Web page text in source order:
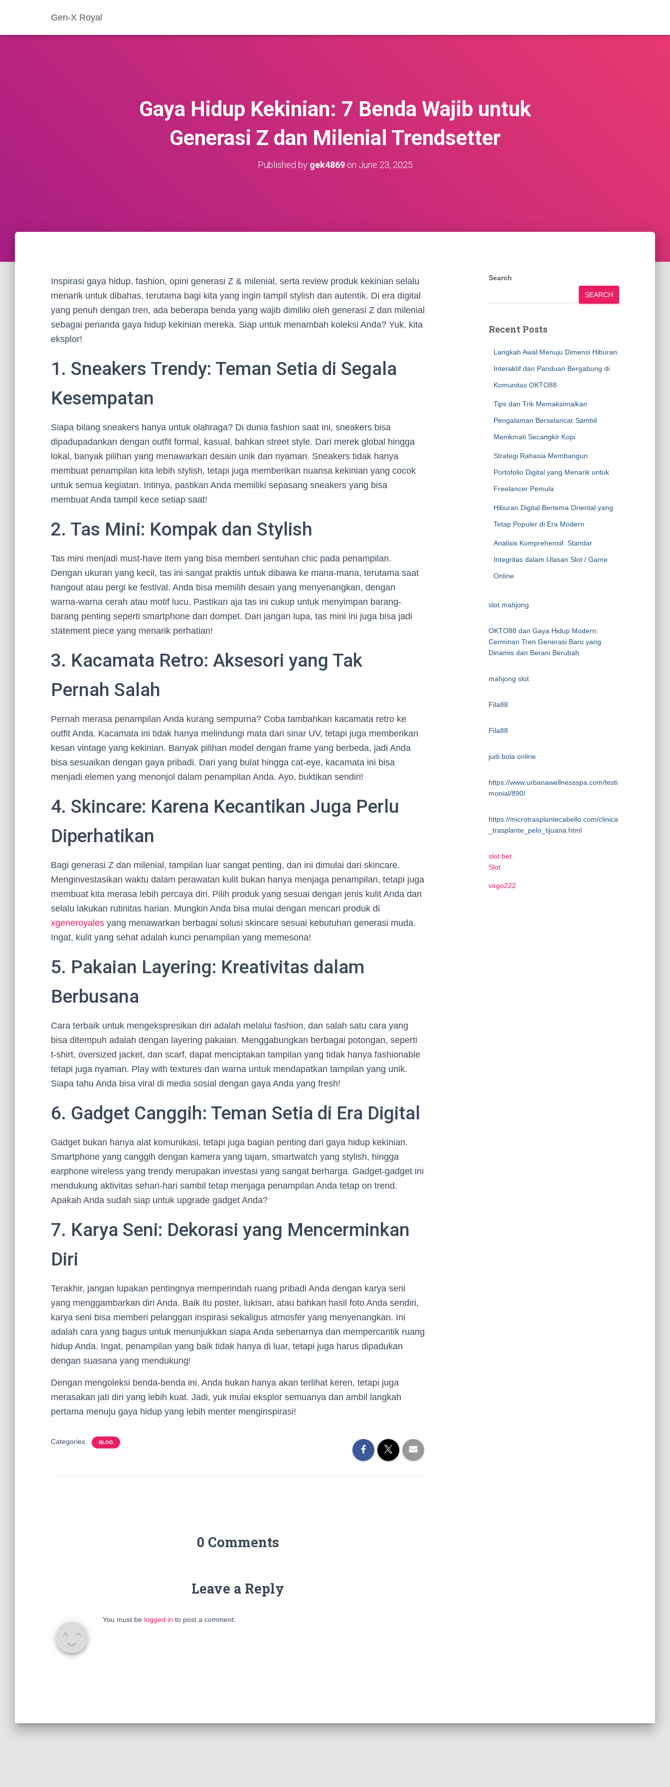
Gen-X Royal
Gaya Hidup Kekinian: 7 Benda Wajib untuk
Generasi Z dan Milenial Trendsetter
Published by gek4869on June 23, 2025
Inspirasi gaya hidup, fashion, opini generasi Z & milenial, serta review produk kekinian selalu
menarik untuk dibahas, terutama bagi kita yang ingin tampil stylish dan autentik. Di era digital
yang penuh dengan tren, ada beberapa benda yang wajib dimiliki oleh generasi Z dan milenial
sebagai penanda gaya hidup kekinian mereka. Siap untuk menambah koleksi Anda? Yuk, kita
eksplor!
1. Sneakers Trendy: Teman Setia di Segala
Kesempatan
Siapa bilang sneakers hanya untuk olahraga? Di dunia fashion saat ini, sneakers bisa
dipadupadankan dengan outfit formal, kasual, bahkan street style. Dari merek global hingga
lokal, banyak pilihan yang menawarkan desain unik dan nyaman. Sneakers tidak hanya
membuat penampilan kita lebih stylish, tetapi juga memberikan nuansa kekinian yang cocok
untuk semua kegiatan. Intinya, pastikan Anda memiliki sepasang sneakers yang bisa
membuat Anda tampil kece setiap saat!
2. Tas Mini: Kompak dan Stylish
Tas mini menjadi must-have item yang bisa memberi sentuhan chic pada penampilan.
Dengan ukuran yang kecil, tas ini sangat praktis untuk dibawa ke mana-mana, terutama saat
hangout atau pergi ke festival. Anda bisa memilih desain yang menyenangkan, dengan
warna-warna cerah atau motif lucu. Pastikan aja tas ini cukup untuk menyimpan barang-
barang penting seperti smartphone dan dompet. Dan jangan lupa, tas mini ini juga bisa jadi
statement piece yang menarik perhatian!
3. Kacamata Retro: Aksesori yang Tak
Pernah Salah
Pernah merasa penampilan Anda kurang sempurna? Coba tambahkan kacamata retro ke
outfit Anda. Kacamata ini tidak hanya melindungi mata dari sinar UV, tetapi juga memberikan
kesan vintage yang kekinian. Banyak pilihan model dengan frame yang berbeda, jadi Anda
bisa sesuaikan dengan gaya pribadi. Dari yang bulat hingga cat-eye, kacamata ini bisa
menjadi elemen yang menonjol dalam penampilan Anda. Ayo, buktikan sendiri!
4. Skincare: Karena Kecantikan Juga Perlu
Diperhatikan
Bagi generasi Z dan milenial, tampilan luar sangat penting, dan ini dimulai dari skincare.
Menginvestasikan waktu dalam perawatan kulit bukan hanya menjaga penampilan, tetapi juga
membuat kita merasa lebih percaya diri. Pilih produk yang sesuai dengan jenis kulit Anda dan
selalu lakukan rutinitas harian. Mungkin Anda bisa mulai dengan mencari produk di
xgeneroyales yang menawarkan berbagai solusi skincare sesuai kebutuhan generasi muda.
Ingat, kulit yang sehat adalah kunci penampilan yang memesona!
5. Pakaian Layering: Kreativitas dalam
Berbusana
Cara terbaik untuk mengekspresikan diri adalah melalui fashion, dan salah satu cara yang
bisa ditempuh adalah dengan layering pakaian. Menggabungkan berbagai potongan, seperti
t-shirt, oversized jacket, dan scarf, dapat menciptakan tampilan yang tidak hanya fashionable
tetapi juga nyaman. Play with textures dan warna untuk mendapatkan tampilan yang unik.
Siapa tahu Anda bisa viral di media sosial dengan gaya Anda yang fresh!
6. Gadget Canggih: Teman Setia di Era Digital
Gadget bukan hanya alat komunikasi, tetapi juga bagian penting dari gaya hidup kekinian.
Smartphone yang canggih dengan kamera yang tajam, smartwatch yang stylish, hingga
earphone wireless yang trendy merupakan investasi yang sangat berharga. Gadget-gadget ini
mendukung aktivitas sehari-hari sambil tetap menjaga penampilan Anda tetap on trend.
Apakah Anda sudah siap untuk upgrade gadget Anda?
7. Karya Seni: Dekorasi yang Mencerminkan
Diri
Terakhir, jangan lupakan pentingnya memperindah ruang pribadi Anda dengan karya seni
yang menggambarkan diri Anda. Baik itu poster, lukisan, atau bahkan hasil foto Anda sendiri,
karya seni bisa memberi pelanggan inspirasi sekaligus atmosfer yang menyenangkan. Ini
adalah cara yang bagus untuk menunjukkan siapa Anda sebenarnya dan mempercantik ruang
hidup Anda. Ingat, penampilan yang baik tidak hanya di luar, tetapi juga harus dipadukan
dengan suasana yang mendukung!
Dengan mengoleksi benda-benda ini, Anda bukan hanya akan terlihat keren, tetapi juga
merasakan jati diri yang lebih kuat. Jadi, yuk mulai eksplor semuanya dan ambil langkah
pertama menuju gaya hidup yang lebih menter menginspirasi!
Categories: BLOG
0 Comments
Leave a Reply
You must be logged in to post a comment.
Search
SEARCH
Recent Posts
Langkah Awal Menuju Dimensi Hiburan
Interaktif dan Panduan Bergabung di
Komunitas OKTO88
Tips dan Trik Memaksimalkan
Pengalaman Berselancar Sambil
Menikmati Secangkir Kopi
Strategi Rahasia Membangun
Portofolio Digital yang Menarik untuk
Freelancer Pemula
Hiburan Digital Bertema Oriental yang
Tetap Populer di Era Modern
Analisis Komprehensif: Standar
Integritas dalam Ulasan Slot / Game
Online
slot mahjong
OKTO88 dan Gaya Hidup Modern:
Cerminan Tren Generasi Baru yang
Dinamis dan Berani Berubah
mahjong slot
Fila88
Fila88
judi bola online
https://www.urbanawellnessspa.com/testi
monial/890/
https://microtrasplantecabello.com/clinica
_trasplante_pelo_tijuana.html
slot bet
Slot
virgo222